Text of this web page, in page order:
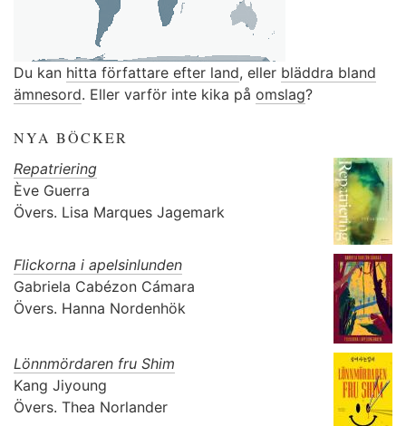
Du kan hitta författare efter land, eller bläddra bland
ämnesord. Eller varför inte kika på omslag?
NYA BÖCKER
Repatriering
Ève Guerra
Övers. Lisa Marques Jagemark
Flickorna i apelsinlunden
Gabriela Cabézon Cámara
Övers. Hanna Nordenhök
Lönnmördaren fru Shim
Kang Jiyoung
Övers. Thea Norlander